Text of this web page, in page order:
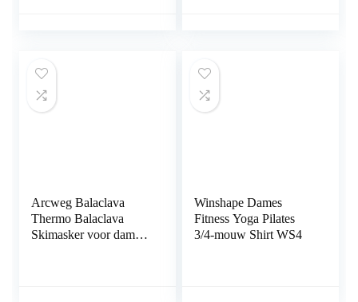
joggen
Arcweg Balaclava
Thermo Balaclava
Skimasker voor dames,
Winshape Dames
Fitness Yoga Pilates
3/4-mouw Shirt WS4